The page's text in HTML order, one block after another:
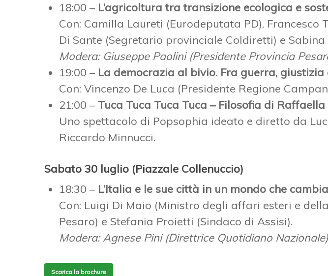
18:00 – L’agricoltura tra transizione ecologica e
Con: Camilla Laureti (Eurodeputata PD),
Di Sante (Segretario provinciale Coldiretti) e
Modera: Giuseppe Paolini (Presidente Provincia
19:00 – La democrazia al bivio. Fra guerra,
Con: Vincenzo De Luca (Presidente Regione
21:00 – Tuca Tuca Tuca Tuca – Filosofia di
Uno spettacolo di Popsophia ideato e diretto da
Riccardo Minnucci.
Sabato 30 luglio (Piazzale Collenuccio)
18:30 – L’Italia e le sue città in un mondo che cambia
Con: Luigi Di Maio (Ministro degli affari esteri e
Pesaro) e Stefania Proietti (Sindaco di Assisi).
Modera: Agnese Pini (Direttrice Quotidiano Nazionale)
Scarica la brochure